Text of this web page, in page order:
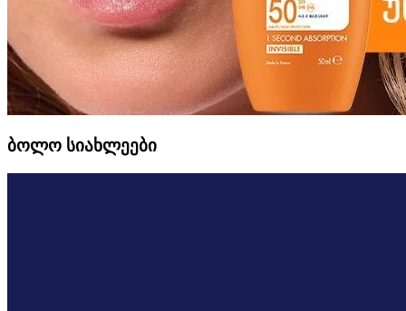
ბოლო სიახლეები